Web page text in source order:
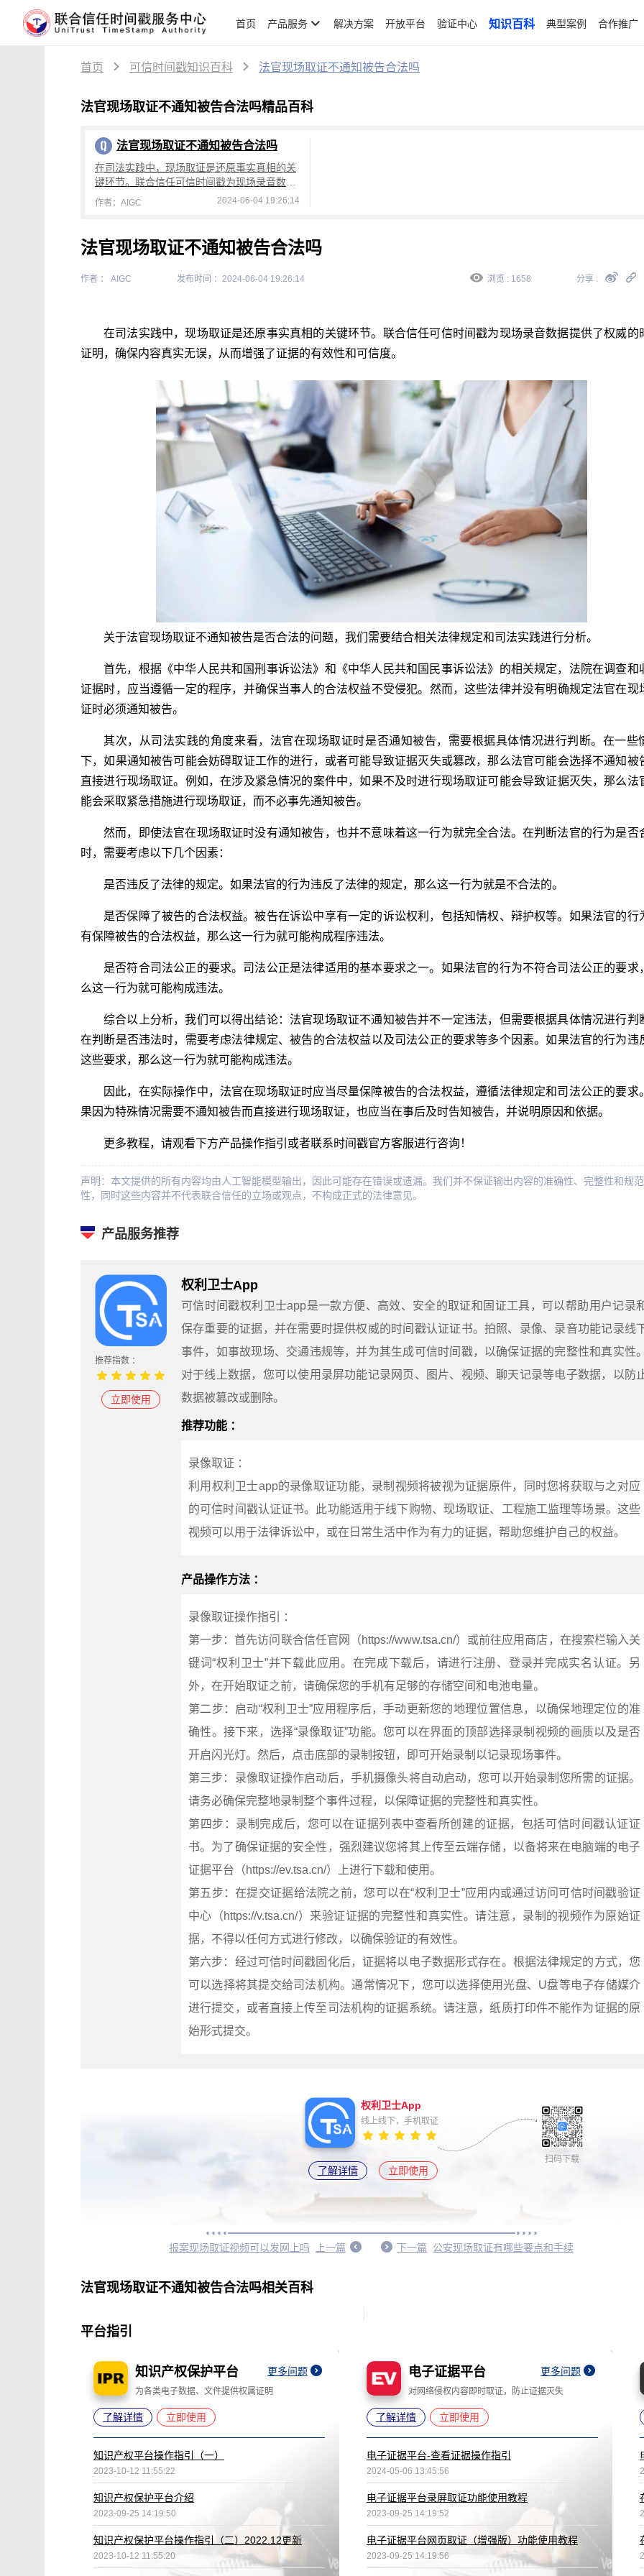
首页 产品服务 解决方案 开放平台 验证中心 知识百科 典型案例 合作推广
首页 可信时间戳知识百科 法官现场取证不通知被告合法吗
法官现场取证不通知被告合法吗精品百科
法官现场取证不通知被告合法吗
在司法实践中，现场取证是还原事实真相的关
键环节。联合信任可信时间戳为现场录音数据
提供了权威的时间证明，确保内容真实无误，
作者：AIGC 2024-06-04 19:26:14
法官现场取证不通知被告合法吗
作者 ： AIGC 发布时间 ：2024-06-04 19:26:14 浏览 : 1658 分享 :
在司法实践中，现场取证是还原事实真相的关键环节。联合信任可信时间戳为现场录音数据提供了权威的
证明，确保内容真实无误，从而增强了证据的有效性和可信度。
关于法官现场取证不通知被告是否合法的问题，我们需要结合相关法律规定和司法实践进行分析。
首先，根据《中华人民共和国刑事诉讼法》和《中华人民共和国民事诉讼法》的相关规定，法院在调查和
证据时，应当遵循一定的程序，并确保当事人的合法权益不受侵犯。然而，这些法律并没有明确规定法官在现
证时必须通知被告。
其次，从司法实践的角度来看，法官在现场取证时是否通知被告，需要根据具体情况进行判断。在一些
下，如果通知被告可能会妨碍取证工作的进行，或者可能导致证据灭失或篡改，那么法官可能会选择不通知被
直接进行现场取证。例如，在涉及紧急情况的案件中，如果不及时进行现场取证可能会导致证据灭失，那么法
能会采取紧急措施进行现场取证，而不必事先通知被告。
然而，即使法官在现场取证时没有通知被告，也并不意味着这一行为就完全合法。在判断法官的行为是否
时，需要考虑以下几个因素：
是否违反了法律的规定。如果法官的行为违反了法律的规定，那么这一行为就是不合法的。
是否保障了被告的合法权益。被告在诉讼中享有一定的诉讼权利，包括知情权、辩护权等。如果法官的行
有保障被告的合法权益，那么这一行为就可能构成程序违法。
是否符合司法公正的要求。司法公正是法律适用的基本要求之一。如果法官的行为不符合司法公正的要求
么这一行为就可能构成违法。
综合以上分析，我们可以得出结论：法官现场取证不通知被告并不一定违法，但需要根据具体情况进行判
在判断是否违法时，需要考虑法律规定、被告的合法权益以及司法公正的要求等多个因素。如果法官的行为违
这些要求，那么这一行为就可能构成违法。
因此，在实际操作中，法官在现场取证时应当尽量保障被告的合法权益，遵循法律规定和司法公正的要求
果因为特殊情况需要不通知被告而直接进行现场取证，也应当在事后及时告知被告，并说明原因和依据。
更多教程，请观看下方产品操作指引或者联系时间戳官方客服进行咨询！
声明：本文提供的所有内容均由人工智能模型输出，因此可能存在错误或遗漏。我们并不保证输出内容的准确性、完整性和规范
性，同时这些内容并不代表联合信任的立场或观点，不构成正式的法律意见。
产品服务推荐
推荐指数 ：
立即使用
权利卫士App
可信时间戳权利卫士app是一款方便、高效、安全的取证和固证工具，可以帮助用户记录
保存重要的证据，并在需要时提供权威的时间戳认证证书。拍照、录像、录音功能记录线
事件，如事故现场、交通违规等，并为其生成可信时间戳，以确保证据的完整性和真实性。
对于线上数据，您可以使用录屏功能记录网页、图片、视频、聊天记录等电子数据，以防
数据被篡改或删除。
推荐功能 ：
录像取证 ：
利用权利卫士app的录像取证功能，录制视频将被视为证据原件，同时您将获取与之对应
的可信时间戳认证证书。此功能适用于线下购物、现场取证、工程施工监理等场景。这些
视频可以用于法律诉讼中，或在日常生活中作为有力的证据，帮助您维护自己的权益。
产品操作方法 ：
录像取证操作指引 ：
第一步：首先访问联合信任官网（https://www.tsa.cn/）或前往应用商店，在搜索栏输入关
键词“权利卫士”并下载此应用。在完成下载后，请进行注册、登录并完成实名认证。另
外，在开始取证之前，请确保您的手机有足够的存储空间和电池电量。
第二步：启动“权利卫士”应用程序后，手动更新您的地理位置信息，以确保地理定位的准
确性。接下来，选择“录像取证”功能。您可以在界面的顶部选择录制视频的画质以及是否
开启闪光灯。然后，点击底部的录制按钮，即可开始录制以记录现场事件。
第三步：录像取证操作启动后，手机摄像头将自动启动，您可以开始录制您所需的证据。
请务必确保完整地录制整个事件过程，以保障证据的完整性和真实性。
第四步：录制完成后，您可以在证据列表中查看所创建的证据，包括可信时间戳认证证
书。为了确保证据的安全性，强烈建议您将其上传至云端存储，以备将来在电脑端的电子
证据平台（https://ev.tsa.cn/）上进行下载和使用。
第五步：在提交证据给法院之前，您可以在“权利卫士”应用内或通过访问可信时间戳验证
中心（https://v.tsa.cn/）来验证证据的完整性和真实性。请注意，录制的视频作为原始证
据，不得以任何方式进行修改，以确保验证的有效性。
第六步：经过可信时间戳固化后，证据将以电子数据形式存在。根据法律规定的方式，您
可以选择将其提交给司法机构。通常情况下，您可以选择使用光盘、U盘等电子存储媒介
进行提交，或者直接上传至司法机构的证据系统。请注意，纸质打印件不能作为证据的原
始形式提交。
权利卫士App
线上线下，手机取证
了解详情 立即使用
扫码下载
报案现场取证视频可以发网上吗 上一篇 下一篇 公安现场取证有哪些要点和手续
法官现场取证不通知被告合法吗相关百科
平台指引
知识产权保护平台 更多问题
为各类电子数据、文件提供权属证明
了解详情 立即使用
知识产权平台操作指引（一）
2023-10-12 11:55:22
知识产权保护平台介绍
2023-09-25 14:19:50
知识产权保护平台操作指引（二）2022.12更新
2023-10-12 11:55:20
电子证据平台 更多问题
对网络侵权内容即时取证，防止证据灭失
了解详情 立即使用
电子证据平台-查看证据操作指引
2024-05-06 13:45:56
电子证据平台录屏取证功能使用教程
2023-09-25 14:19:52
电子证据平台网页取证（增强版）功能使用教程
2023-09-25 14:19:56